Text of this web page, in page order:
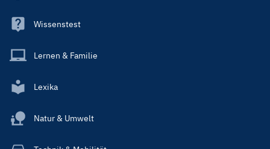
Wissenstest
Lernen & Familie
Lexika
Natur & Umwelt